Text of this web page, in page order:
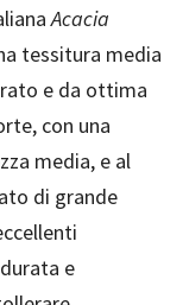
Acacia
tessitura media
e da ottima
con una
media, e al
di grande
e